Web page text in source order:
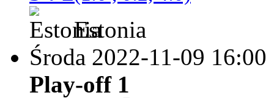
Estonia
Środa 2022-11-09 16:00
Play-off 1